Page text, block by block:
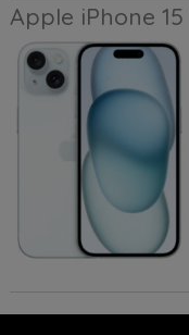
Apple iPhone 15